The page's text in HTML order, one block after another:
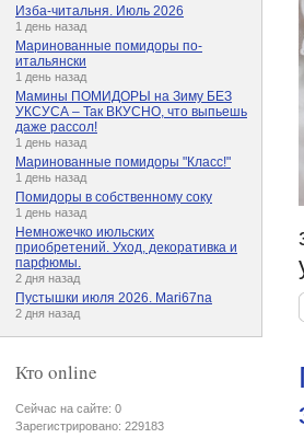
Изба-читальня. Июль 2026
1 день назад
Маринованные помидоры по-
итальянски
1 день назад
Мамины ПОМИДОРЫ на Зиму БЕЗ
УКСУСА – Так ВКУСНО, что выпьешь
даже рассол!
1 день назад
Маринованные помидоры "Класс!"
1 день назад
Помидоры в собственному соку
1 день назад
Немножечко июльских
приобретений. Уход, декоративка и
парфюмы.
2 дня назад
Пустышки июля 2026. Mari67na
2 дня назад
Кто online
Сейчас на сайте: 0
Зарегистрировано: 229183